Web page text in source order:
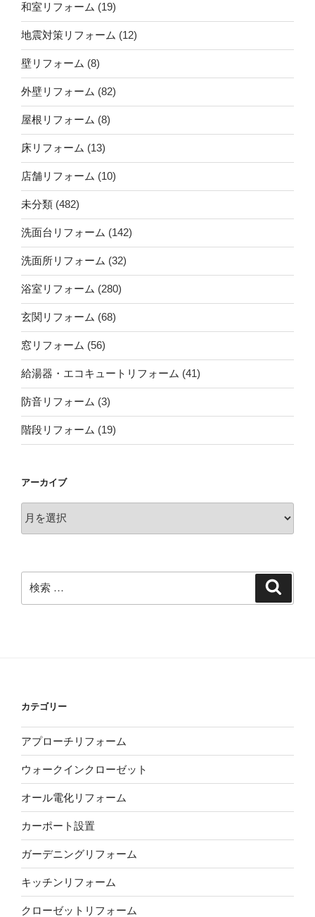
和室リフォーム (19)
地震対策リフォーム (12)
壁リフォーム (8)
外壁リフォーム (82)
屋根リフォーム (8)
床リフォーム (13)
店舗リフォーム (10)
未分類 (482)
洗面台リフォーム (142)
洗面所リフォーム (32)
浴室リフォーム (280)
玄関リフォーム (68)
窓リフォーム (56)
給湯器・エコキュートリフォーム (41)
防音リフォーム (3)
階段リフォーム (19)
アーカイブ
ー
索:
カテゴリー
アプローチリフォーム
ウォークインクローゼット
オール電化リフォーム
カーポート設置
ガーデニングリフォーム
キッチンリフォーム
クローゼットリフォーム